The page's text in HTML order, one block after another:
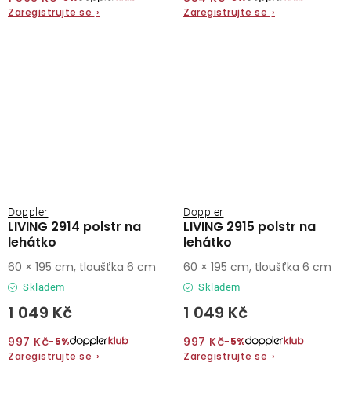
Zaregistrujte se ›
Zaregistrujte se ›
LIVING 2914 polstr na
lehátko
Doppler
Skladem
1 049 Kč
997 Kč−5%
Zaregistrujte se ›
60 × 195 cm, tloušťka 6 cm
LIVING 2915 polstr na
lehátko
Doppler
Skladem
1 049 Kč
997 Kč−5%
Zaregistrujte se ›
60 × 195 cm, tloušťka 6 cm